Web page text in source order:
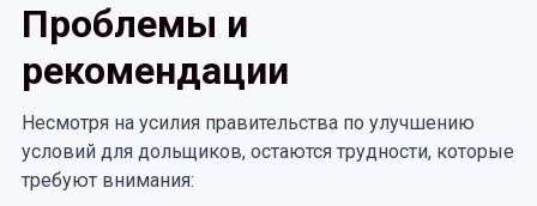
Проблемы и
рекомендации
Несмотря на усилия правительства по улучшению
условий для дольщиков, остаются трудности, которые
требуют внимания: